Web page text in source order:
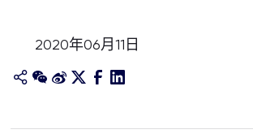
2020年06月11日